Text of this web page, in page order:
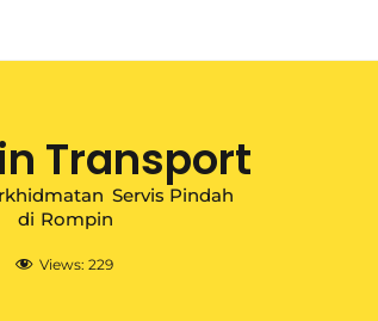
Transport
Servis Pindah
di Rompin
Views: 229